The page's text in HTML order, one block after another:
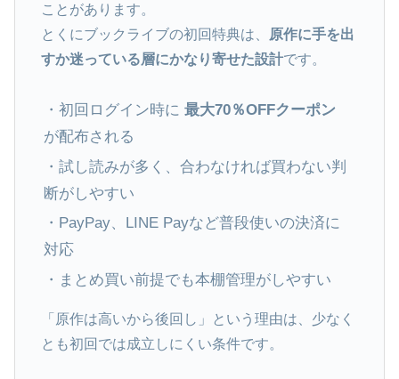
ことがあります。
とくにブックライブの初回特典は、
原作に手を出
すか迷っている層にかなり寄せた設計です。
・初回ログイン時に最大70％OFFクーポン
が配布される
・試し読みが多く、合わなければ買わない判
断がしやすい
・PayPay、LINE Payなど普段使いの決済に
対応
・まとめ買い前提でも本棚管理がしやすい
「原作は高いから後回し」という理由は、少なく
とも初回では成立しにくい条件です。